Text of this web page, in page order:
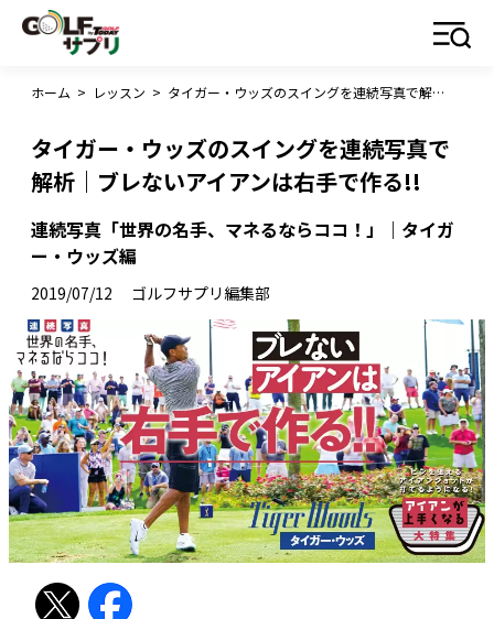
ホーム > レッスン > タイガー・ウッズのスイングを連続写真で解析｜ブレないアイアンは右手で作る!!
タイガー・ウッズのスイングを連続写真で
解析｜ブレないアイアンは右手で作る!!
連続写真「世界の名手、マネるならココ！」｜タイガ
ー・ウッズ編
2019/07/12 ゴルフサプリ編集部